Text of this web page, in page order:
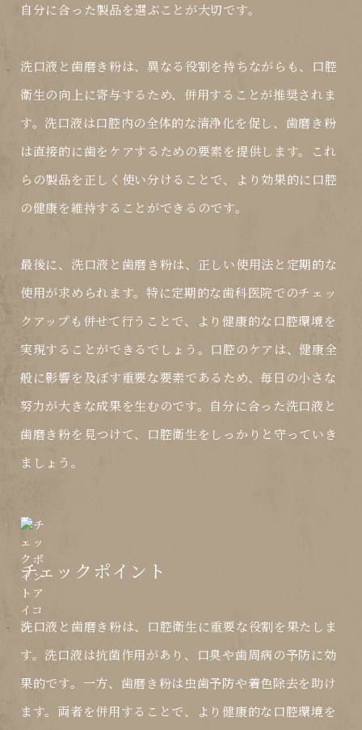
自分に合った製品を選ぶことが大切です。
洗口液と歯磨き粉は、異なる役割を持ちながらも、口腔
衛生の向上に寄与するため、併用することが推奨されま
す。洗口液は口腔内の全体的な清浄化を促し、歯磨き粉
は直接的に歯をケアするための要素を提供します。これ
らの製品を正しく使い分けることで、より効果的に口腔
の健康を維持することができるのです。
最後に、洗口液と歯磨き粉は、正しい使用法と定期的な
使用が求められます。特に定期的な歯科医院でのチェッ
クアップも併せて行うことで、より健康的な口腔環境を
実現することができるでしょう。口腔のケアは、健康全
般に影響を及ぼす重要な要素であるため、毎日の小さな
努力が大きな成果を生むのです。自分に合った洗口液と
歯磨き粉を見つけて、口腔衛生をしっかりと守っていき
ましょう。
チェックポイント
洗口液と歯磨き粉は、口腔衛生に重要な役割を果たしま
す。洗口液は抗菌作用があり、口臭や歯周病の予防に効
果的です。一方、歯磨き粉は虫歯予防や着色除去を助け
ます。両者を併用することで、より健康的な口腔環境を